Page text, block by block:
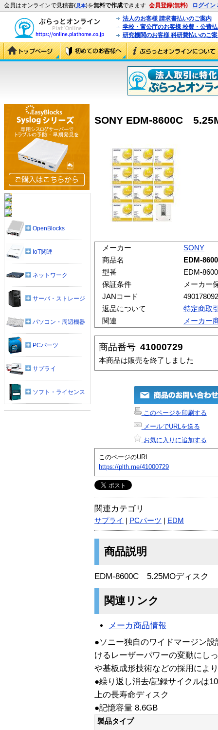
会員はオンラインで見積書(見本)を無料で作成できます 会員登録(無料) ログイン
法人のお客様 請求書払いのご案内
学校・官公庁のお客様 校費・公費
研究機関のお客様 科研費払いのご
SONY EDM-8600C
メーカー
SONY
商品名
EDM-
型番
EDM-
保証条件
メーカー
JANコード
返品について
特定商取
関連
メーカー
商品番号 41000729
本商品は販売を終了しました
このページを印刷する
メールでURLを送る
お気に入りに追加する
このページのURL
https://plth.me/41000729
関連カテゴリ
サプライ PCパーツ EDM
商品説明
EDM-8600C 5.25MOディスク
関連リンク
メーカ商品情報
●ソニー独自のワイドマージン
けるレーザーパワーの変動にし
や基板成形技術などの採用によ
●繰り返し消去/記録サイクルは
上の長寿命ディスク
●記憶容量 8.6GB
製品タイプ
OpenBlocks
IoT関連
ネットワーク
サーバ・ストレージ
パソコン・周辺機器
PCパーツ
サプライ
ソフト・ライセンス